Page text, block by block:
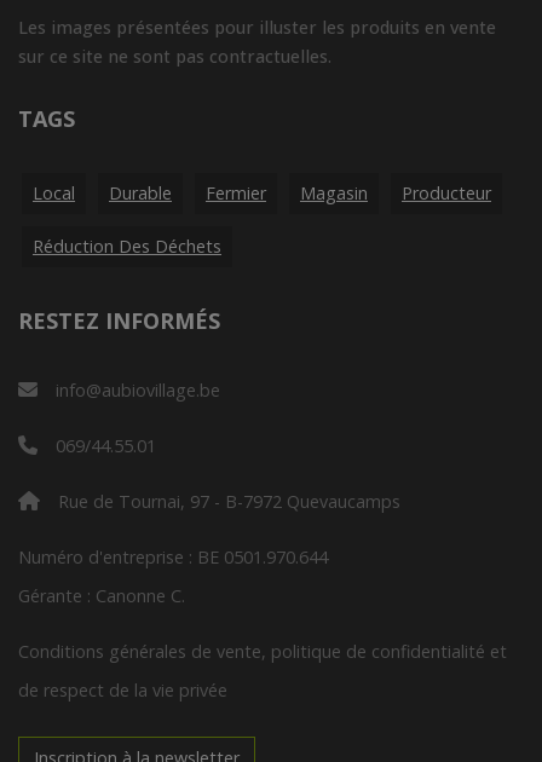
Les images présentées pour illuster les produits en vente
sur ce site ne sont pas contractuelles.
TAGS
Local Durable Fermier Magasin Producteur
Réduction Des Déchets
RESTEZ INFORMÉS
info@aubiovillage.be
069/44.55.01
Rue de Tournai, 97 - B-7972 Quevaucamps
Numéro d'entreprise : BE 0501.970.644
Gérante : Canonne C.
Conditions générales de vente, politique de confidentialité et
de respect de la vie privée